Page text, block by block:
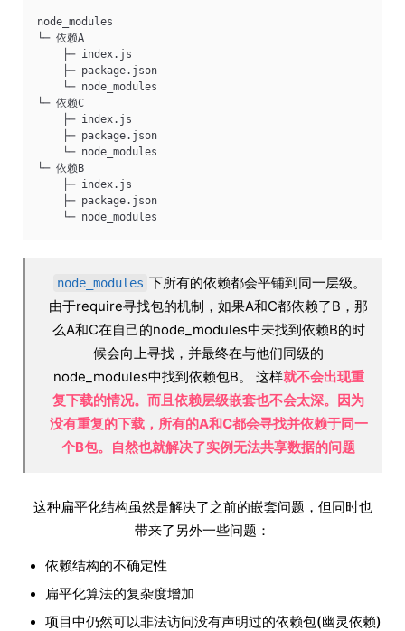
node_modules
└─ 依赖A
├─ index.js
├─ package.json
└─ node_modules
└─ 依赖C
├─ index.js
├─ package.json
└─ node_modules
└─ 依赖B
├─ index.js
├─ package.json
└─ node_modules
node_modules 下所有的依赖都会平铺到同一层级。
由于require寻找包的机制，如果A和C都依赖了B，那
么A和C在自己的node_modules中未找到依赖B的时
候会向上寻找，并最终在与他们同级的
node_modules中找到依赖包B。 这样就不会出现重
复下载的情况。而且依赖层级嵌套也不会太深。因为
没有重复的下载，所有的A和C都会寻找并依赖于同一
个B包。自然也就解决了实例无法共享数据的问题
这种扁平化结构虽然是解决了之前的嵌套问题，但同时也
带来了另外一些问题：
依赖结构的不确定性
扁平化算法的复杂度增加
项目中仍然可以非法访问没有声明过的依赖包(幽灵依赖)